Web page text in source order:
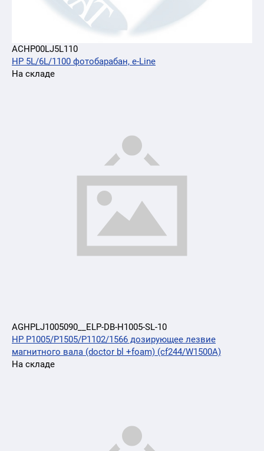
ACHP00LJ5L110
HP 5L/6L/1100 фотобарабан, e-Line
На складе
AGHPLJ1005090__ELP-DB-H1005-SL-10
HP P1005/P1505/P1102/1566 дозирующее лезвие
магнитного вала (doctor bl +foam) (cf244/W1500A)
На складе